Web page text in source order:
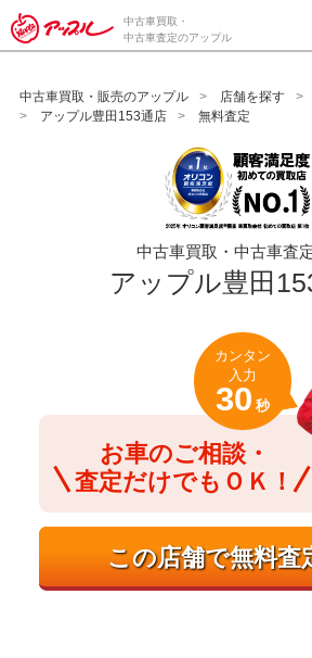
/*ABテスト_新規査定フォームの為のCV
中古車買取・
中古車査定のアップル
中古車買取・販売のアップル 店舗を探す
アップル豊田153通店
無料査定
中古車買取・中古車査
アップル豊田
お車のご相談・
査定だけでもＯＫ！
カンタン
入力
30 秒